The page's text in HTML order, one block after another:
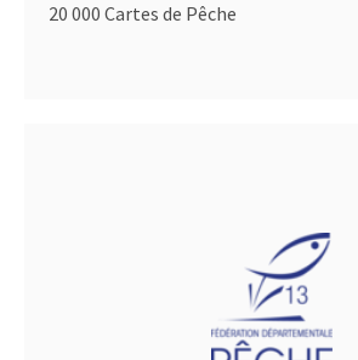
20 000 Cartes de Pêche